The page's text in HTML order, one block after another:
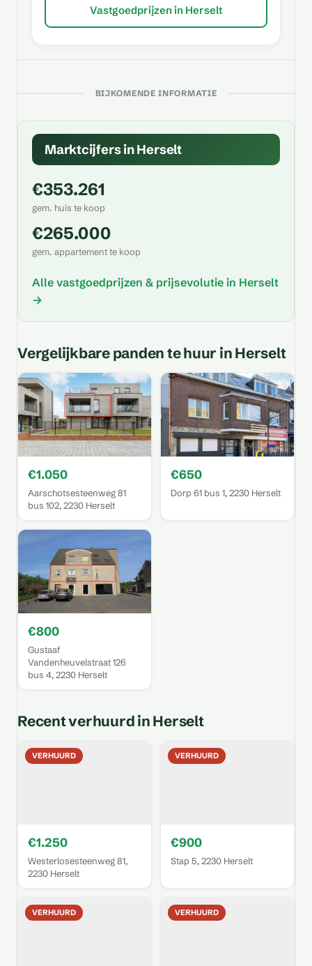
Vastgoedprijzen in Herselt
BIJKOMENDE INFORMATIE
Marktcijfers in Herselt
€353.261
gem. huis te koop
€265.000
gem. appartement te koop
Alle vastgoedprijzen & prijsevolutie in Herselt
→
Vergelijkbare panden te huur in Herselt
€1.050
Aarschotsesteenweg 81
bus 102, 2230 Herselt
€650
Dorp 61 bus 1, 2230 Herselt
€800
Gustaaf
Vandenheuvelstraat 126
bus 4, 2230 Herselt
Recent verhuurd in Herselt
VERHUURD
€1.250
Westerlosesteenweg 81,
2230 Herselt
VERHUURD
€900
Stap 5, 2230 Herselt
VERHUURD VERHUURD